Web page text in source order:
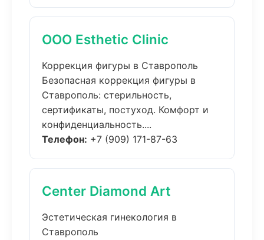
ООО Esthetic Clinic
Коррекция фигуры в Ставрополь
Безопасная коррекция фигуры в
Ставрополь: стерильность,
сертификаты, постуход. Комфорт и
конфиденциальность....
Телефон: +7 (909) 171-87-63
Center Diamond Art
Эстетическая гинекология в
Ставрополь